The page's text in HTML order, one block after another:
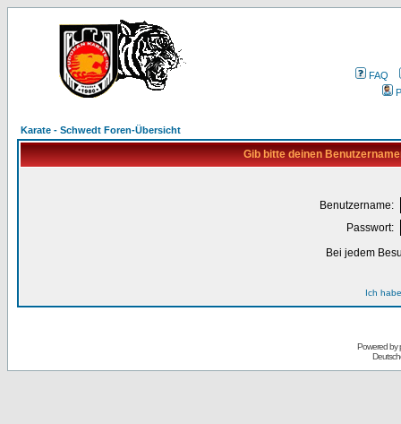
FAQ
Karate - Schwedt Foren-Übersicht
Gib bitte deinen
Benutzername:
Passwort:
Bei jedem
Ich
Powered by